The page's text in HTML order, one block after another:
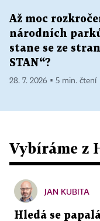
Až moc
národních
stane se ze
STAN“?
28. 7. 2026 ▪ 5 min. čtení
Vybíráme z
JAN KUBITA
Hledá se